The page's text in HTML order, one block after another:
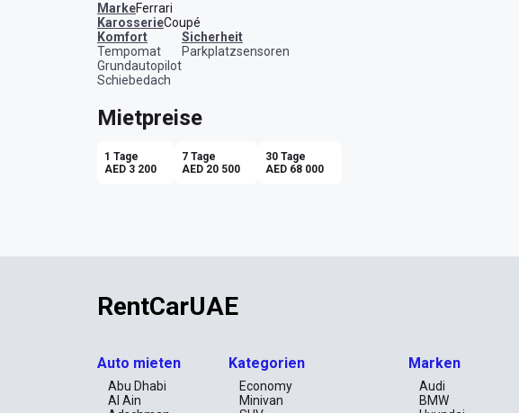
MarkeFerrari
KarosserieCoupé
Komfort
Tempomat
Grundautopilot
Schiebedach
Sicherheit
Parkplatzsensoren
Mietpreise
1 Tage
AED 3 200
7 Tage
AED 20 500
30 Tage
AED 68 000
RentCarUAE
Auto mieten
Abu Dhabi
Al Ain
Kategorien
Economy
Minivan
Marken
Audi
BMW